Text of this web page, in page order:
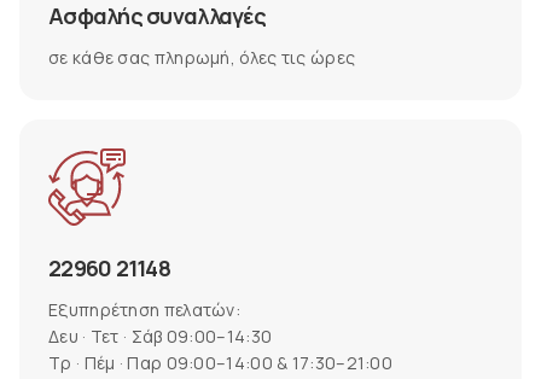
Ασφαλής συναλλαγές
σε κάθε σας πληρωμή, όλες τις ώρες
22960 21148
Εξυπηρέτηση πελατών:
Δευ · Τετ · Σάβ 09:00–14:30
Τρ · Πέμ · Παρ 09:00–14:00 & 17:30–21:00